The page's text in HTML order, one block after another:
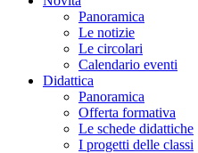
Panoramica
Le notizie
Le circolari
Calendario eventi
Didattica
Panoramica
Offerta formativa
Le schede didattiche
I progetti delle classi